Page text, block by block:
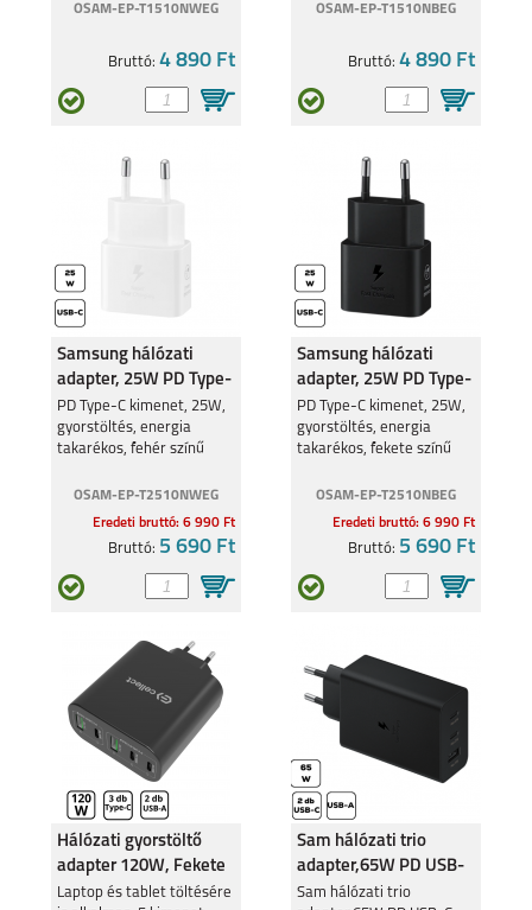
G34 5G
MOTOROLA G84 5G MOTOROLA G54 5G
MOTOROLA MOTO
MOTOROLA MOTO
MOTO G62 5G
MOTO E20 MOTO G31
OSAM-EP-T1510NWEG
Bruttó: 4 890 Ft
OSAM-EP-T1510NBEG
Bruttó:4 890 Ft
Samsung hálózati
adapter, 25W PD Type-
C
PD Type-C kimenet, 25W,
gyorstöltés, energia
takarékos, fehér színű
OSAM-EP-T2510NWEG
Eredeti bruttó: 6 990 Ft
Bruttó: 5 690 Ft
Samsung hálózati
adapter, 25W PD Type-
C
PD Type-C kimenet, 25W,
gyorstöltés, energia
takarékos, fekete színű
OSAM-EP-T2510NBEG
Eredeti bruttó: 6 990 Ft
Bruttó: 5 690 Ft
Hálózati gyorstöltő
adapter 120W, Fekete
Laptop és tablet töltésére
Sam hálózati trio
adapter,65W PD USB-
C, Fekete
Sam hálózati trio